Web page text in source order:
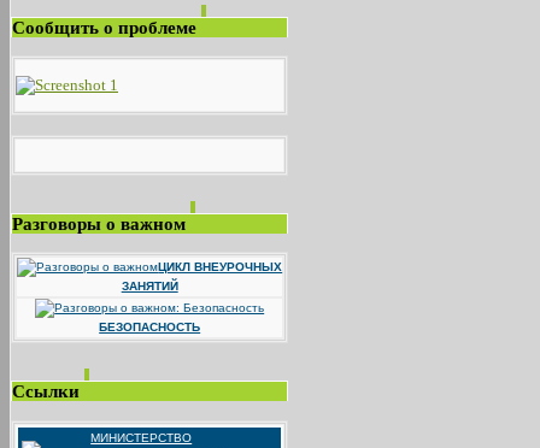
Сообщить о проблеме
Разговоры о важном
ЦИКЛ ВНЕУРОЧНЫХ
ЗАНЯТИЙ
БЕЗОПАСНОСТЬ
Ссылки
МИНИСТЕРСТВО